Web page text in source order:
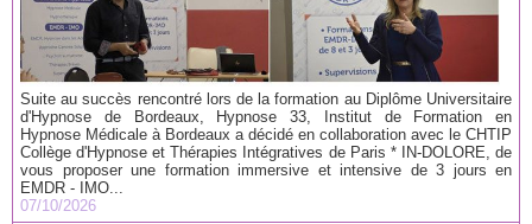
Suite au succès rencontré lors de la formation au Diplôme Universitaire
d'Hypnose de Bordeaux, Hypnose 33, Institut de Formation en
Hypnose Médicale à Bordeaux a décidé en collaboration avec le CHTIP
Collège d'Hypnose et Thérapies Intégratives de Paris * IN-DOLORE, de
vous proposer une formation immersive et intensive de 3 jours en
EMDR - IMO...
07/10/2026